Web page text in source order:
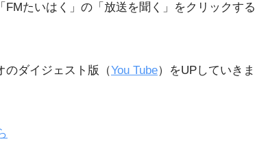
たいはく」の「放送を聞く」をクリックする
のダイジェスト版（You Tube）をUPしていきま